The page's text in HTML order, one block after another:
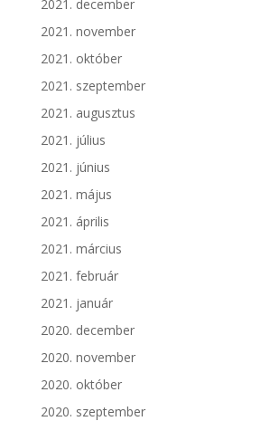
2021. december
2021. november
2021. október
2021. szeptember
2021. augusztus
2021. július
2021. június
2021. május
2021. április
2021. március
2021. február
2021. január
2020. december
2020. november
2020. október
2020. szeptember